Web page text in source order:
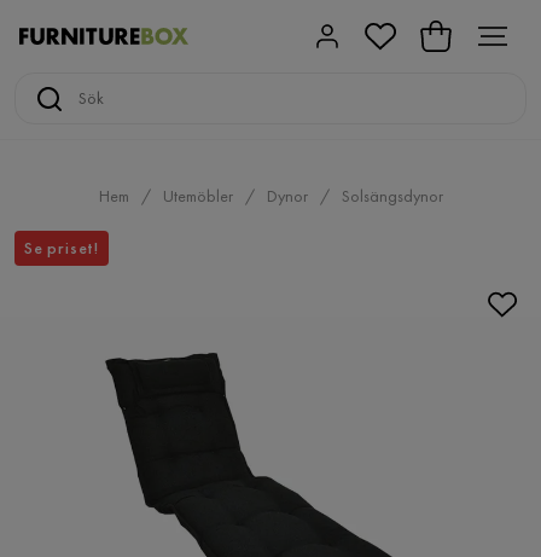
Hem Utemöbler Dynor Solsängsdynor
Se priset!